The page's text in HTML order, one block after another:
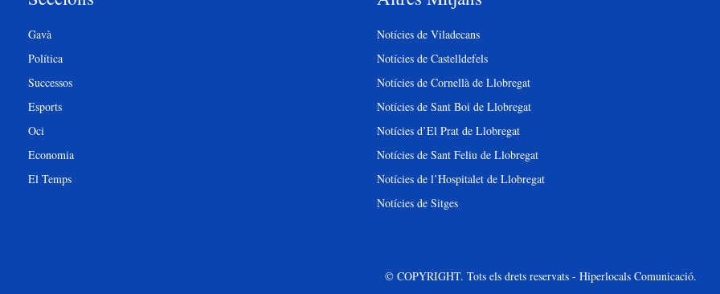
Gavà
Política
Successos
Esports
Oci
Economia
El Temps
Notícies de Viladecans
Notícies de Castelldefels
Notícies de Cornellà de Llobregat
Notícies de Sant Boi de Llobregat
Notícies d’El Prat de Llobregat
Notícies de Sant Feliu de Llobregat
Notícies de l’Hospitalet de Llobregat
Notícies de Sitges
© COPYRIGHT. Tots els drets reservats - Hiperlocals Comunicació.